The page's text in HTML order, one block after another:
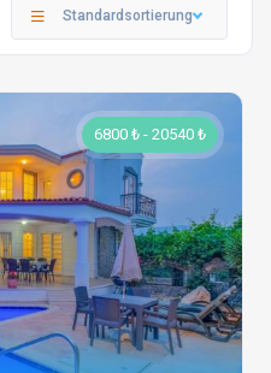
Standardsortierung
6800 ₺ - 20540 ₺